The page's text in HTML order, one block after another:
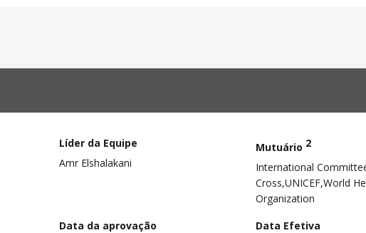
Líder da Equipe
Amr Elshalakani
Mutuário 2
International
Cross,UNICEF,World
Organization
Data da aprovação
Data Efetiva